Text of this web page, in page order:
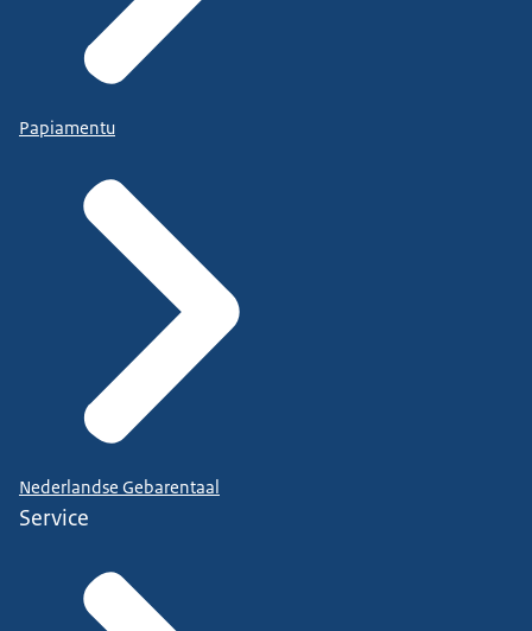
Papiamentu
Nederlandse Gebarentaal
Service